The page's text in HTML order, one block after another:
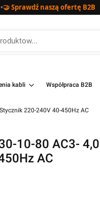
•🤝 Sprawdź naszą ofertę B2B
kabli Współpraca B2B
220-240V 40-450Hz AC
10-80 AC3-
AC